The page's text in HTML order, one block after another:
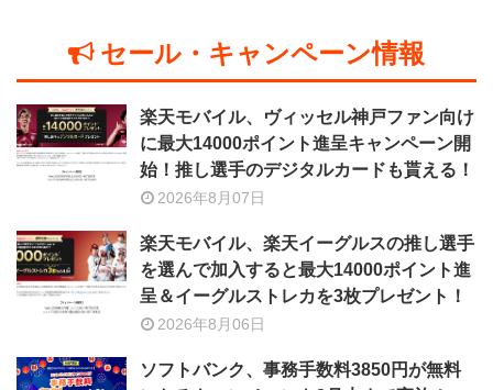
セール・キャンペーン情報
楽天モバイル、ヴィッセル神戸ファン向け
に最大14000ポイント進呈キャンペーン開
始！推し選手のデジタルカードも貰える！
2026年8月07日
楽天モバイル、楽天イーグルスの推し選手
を選んで加入すると最大14000ポイント進
呈＆イーグルストレカを3枚プレゼント！
2026年8月06日
ソフトバンク、事務手数料3850円が無料